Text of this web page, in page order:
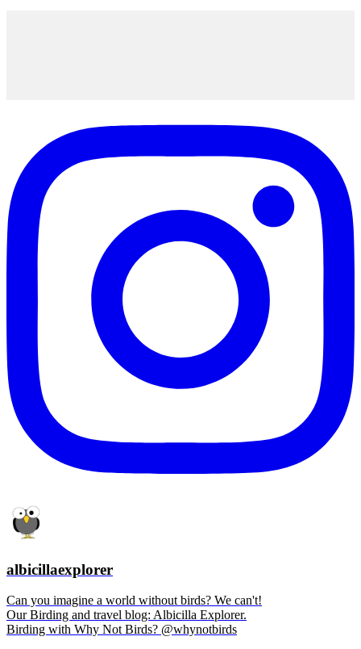
albicillaexplorer
Can you imagine a world without birds? We can't!
Our Birding and travel blog: Albicilla Explorer.
Birding with Why Not Birds? @whynotbirds